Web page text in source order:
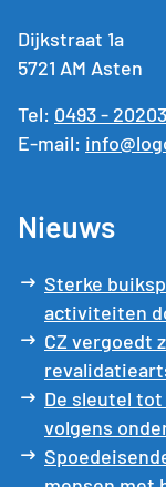
Dijkstraat 1a
5721 AM Asten
Tel: 0493 -
E-mail:
Nieuws
Sterke
activiteiten
CZ vergoedt
De sleutel
volgens